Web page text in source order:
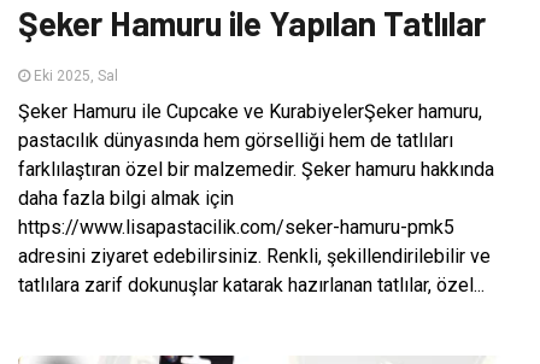
Şeker Hamuru ile Yapılan Tatlılar
Eki 2025, Sal
Şeker Hamuru ile Cupcake ve KurabiyelerŞeker hamuru,
pastacılık dünyasında hem görselliği hem de tatlıları
farklılaştıran özel bir malzemedir. Şeker hamuru hakkında
daha fazla bilgi almak için
https://www.lisapastacilik.com/seker-hamuru-pmk5
adresini ziyaret edebilirsiniz. Renkli, şekillendirilebilir ve
tatlılara zarif dokunuşlar katarak hazırlanan tatlılar, özel...